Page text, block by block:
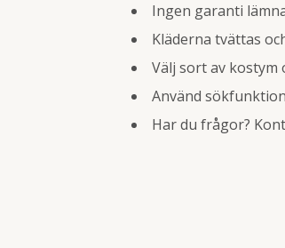
Ingen garanti
Kläderna tvättas
Välj sort av
Använd
Har du frågor?